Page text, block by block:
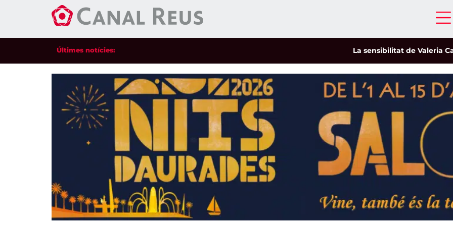
Últimes notícies: La sensibilitat de Valeria Castro